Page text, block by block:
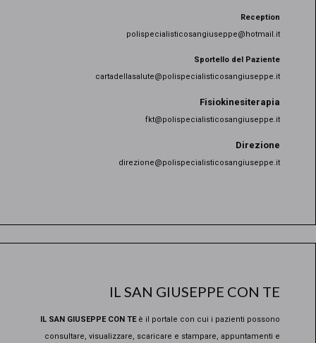
Reception
polispecialisticosangiuseppe@hotmail.it
Sportello del Paziente
cartadellasalute@polispecialisticosangiuseppe.it
Fisiokinesiterapia
fkt@polispecialisticosangiuseppe.it
Direzione
direzione@polispecialisticosangiuseppe.it
IL SAN GIUSEPPE CON TE
IL SAN GIUSEPPE CON TEè il portale con cui i pazienti possono
consultare, visualizzare, scaricare e stampare, appuntamenti e